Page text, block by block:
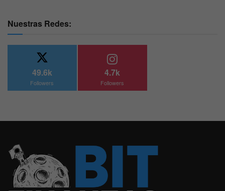
Nuestras Redes:
49.6k
Followers
4.7k
Followers